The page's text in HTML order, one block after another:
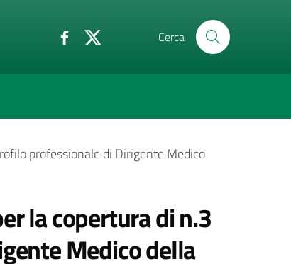
Cerca
professionale di Dirigente Medico
la copertura di n.3
Medico della